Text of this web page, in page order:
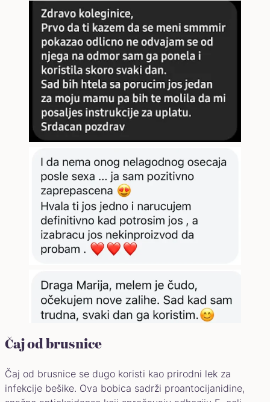
Čaj od brusnice
Čaj od brusnice se dugo koristi kao prirodni lek za
infekcije bešike. Ova bobica sadrži proantocijanidine,